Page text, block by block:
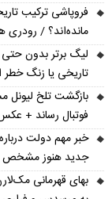
مانده‌اند؟ / رودری
تاریخی یا زنگ
بازگشت تلخ لیونل
فوتبال رساند +
خبر مهم دولت
جدید هنوز